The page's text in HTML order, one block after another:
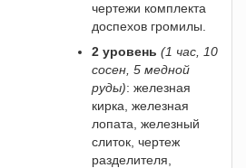
чертежи комплекта
доспехов громилы.
2 уровень (1 час, 10
сосен, 5 медной
руды): железная
кирка, железная
лопата, железный
слиток, чертеж
разделителя,